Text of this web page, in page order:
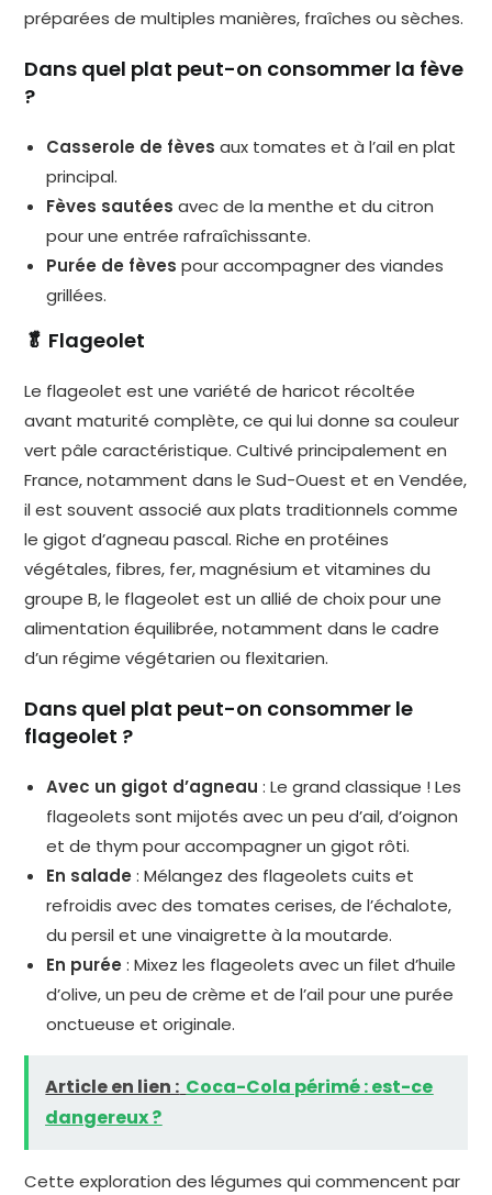
préparées de multiples manières, fraîches ou sèches.
Dans quel plat peut-on consommer la fève
?
Casserole de fèves aux tomates et à l’ail en plat
principal.
Fèves sautées avec de la menthe et du citron
pour une entrée rafraîchissante.
Purée de fèves pour accompagner des viandes
grillées.
🥬 Flageolet
Le flageolet est une variété de haricot récoltée
avant maturité complète, ce qui lui donne sa couleur
vert pâle caractéristique. Cultivé principalement en
France, notamment dans le Sud-Ouest et en Vendée,
il est souvent associé aux plats traditionnels comme
le gigot d’agneau pascal. Riche en protéines
végétales, fibres, fer, magnésium et vitamines du
groupe B, le flageolet est un allié de choix pour une
alimentation équilibrée, notamment dans le cadre
d’un régime végétarien ou flexitarien.
Dans quel plat peut-on consommer le
flageolet ?
Avec un gigot d’agneau : Le grand classique ! Les
flageolets sont mijotés avec un peu d’ail, d’oignon
et de thym pour accompagner un gigot rôti.
En salade : Mélangez des flageolets cuits et
refroidis avec des tomates cerises, de l’échalote,
du persil et une vinaigrette à la moutarde.
En purée : Mixez les flageolets avec un filet d’huile
d’olive, un peu de crème et de l’ail pour une purée
onctueuse et originale.
Article en lien : Coca-Cola périmé : est-ce
dangereux ?
Cette exploration des légumes qui commencent par